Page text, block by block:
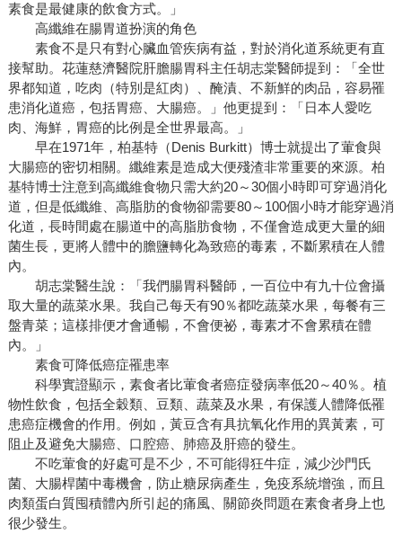
素食是最健康的飲食方式。」
高纖維在腸胃道扮演的角色
素食不是只有對心臟血管疾病有益，對於消化道系統更有直
接幫助。花蓮慈濟醫院肝膽腸胃科主任胡志棠醫師提到：「全世
界都知道，吃肉（特別是紅肉）、醃漬、不新鮮的肉品，容易罹
患消化道癌，包括胃癌、大腸癌。」他更提到：「日本人愛吃
肉、海鮮，胃癌的比例是全世界最高。」
早在1971年，柏基特（Denis Burkitt）博士就提出了葷食與
大腸癌的密切相關。纖維素是造成大便殘渣非常重要的來源。柏
基特博士注意到高纖維食物只需大約20～30個小時即可穿過消化
道，但是低纖維、高脂肪的食物卻需要80～100個小時才能穿過消
化道，長時間處在腸道中的高脂肪食物，不僅會造成更大量的細
菌生長，更將人體中的膽鹽轉化為致癌的毒素，不斷累積在人體
內。
胡志棠醫生說：「我們腸胃科醫師，一百位中有九十位會攝
取大量的蔬菜水果。我自己每天有90％都吃蔬菜水果，每餐有三
盤青菜；這樣排便才會通暢，不會便祕，毒素才不會累積在體
內。」
素食可降低癌症罹患率
科學實證顯示，素食者比葷食者癌症發病率低20～40％。植
物性飲食，包括全穀類、豆類、蔬菜及水果，有保護人體降低罹
患癌症機會的作用。例如，黃豆含有具抗氧化作用的異黃素，可
阻止及避免大腸癌、口腔癌、肺癌及肝癌的發生。
不吃葷食的好處可是不少，不可能得狂牛症，減少沙門氏
菌、大腸桿菌中毒機會，防止糖尿病產生，免疫系統增強，而且
肉類蛋白質囤積體內所引起的痛風、關節炎問題在素食者身上也
很少發生。